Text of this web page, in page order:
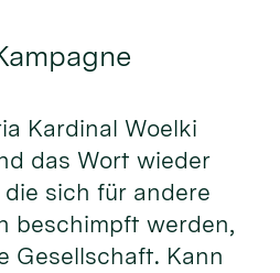
Kardinal Woelki
das Wort wieder
sich für andere
beschimpft werden,
Gesellschaft. Kann